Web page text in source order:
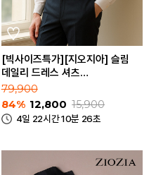
[빅사이즈특가][지오지아] 슬림
데일리 드레스 셔츠
(AED5WD1301)
79,900
84% 12,800 15,900
4일 22시간 10분 26초